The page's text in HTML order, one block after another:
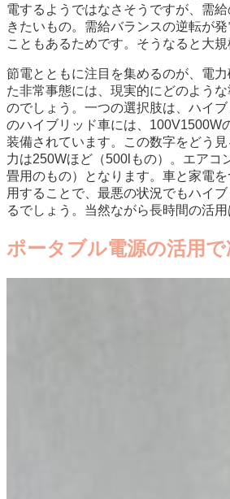
電するようではなさそうですが、需
きたいもの。需給バランスの逆転が
こともあるためです。そうなると大規
節電とともに注目を集めるのが、電
た非常事態には、現実的にどのよう
のでしょう。一つの選択肢は、ハイブ
のハイブリッド車には、100V1500W
装備されています。この数字をどう
力は250Wほど（500lもの）。エアコ
畳用のもの）となります。車と家電
用することで、最悪の状況でもハイ
るでしょう。当然ながら長時間の活用
ポータブル電源の活用